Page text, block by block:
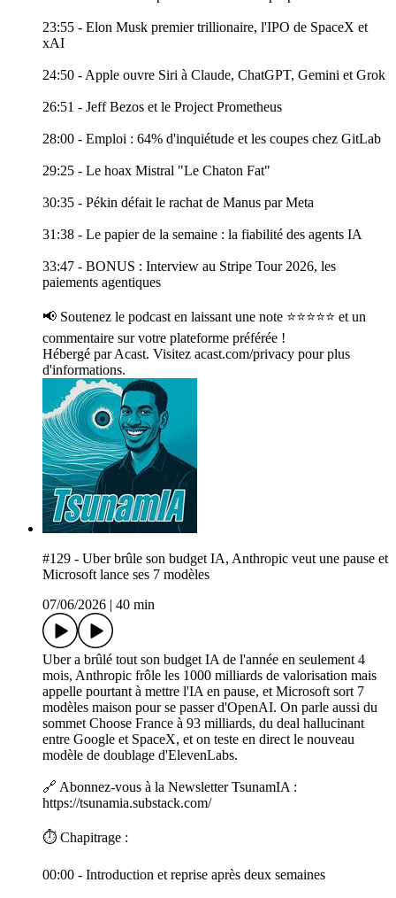
23:55 - Elon Musk premier trillionaire, l'IPO de SpaceX et
xAI
24:50 - Apple ouvre Siri à Claude, ChatGPT, Gemini et Grok
26:51 - Jeff Bezos et le Project Prometheus
28:00 - Emploi : 64% d'inquiétude et les coupes chez GitLab
29:25 - Le hoax Mistral "Le Chaton Fat"
30:35 - Pékin défait le rachat de Manus par Meta
31:38 - Le papier de la semaine : la fiabilité des agents IA
33:47 - BONUS : Interview au Stripe Tour 2026, les
paiements agentiques
📢 Soutenez le podcast en laissant une note ⭐⭐⭐⭐⭐ et un
commentaire sur votre plateforme préférée !
Hébergé par Acast. Visitez acast.com/privacy pour plus
d'informations.
#129 - Uber brûle son budget IA, Anthropic veut une pause et
Microsoft lance ses 7 modèles
07/06/2026
40 min
Uber a brûlé tout son budget IA de l'année en seulement 4
mois, Anthropic frôle les 1000 milliards de valorisation mais
appelle pourtant à mettre l'IA en pause, et Microsoft sort 7
modèles maison pour se passer d'OpenAI. On parle aussi du
sommet Choose France à 93 milliards, du deal hallucinant
entre Google et SpaceX, et on teste en direct le nouveau
modèle de doublage d'ElevenLabs.
🔗 Abonnez-vous à la Newsletter TsunamIA :
https://tsunamia.substack.com/
⏱️ Chapitrage :
00:00 - Introduction et reprise après deux semaines